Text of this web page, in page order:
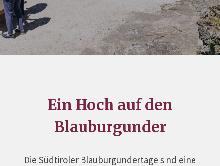
Ein Hoch auf den
Blauburgunder
Die Südtiroler Blauburgundertage sind eine